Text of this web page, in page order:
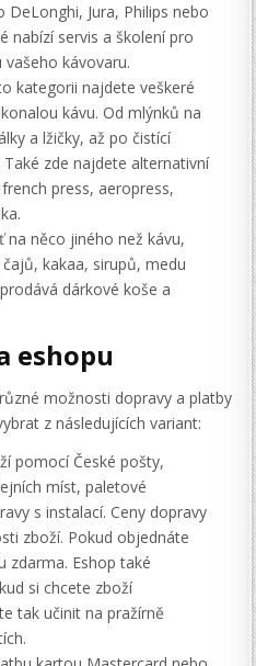
Jura, Philips nebo
nabízí servis a školení pro
kávovaru.
kategorii najdete veškeré
kávu. Od mlýnků na
a lžičky, až po čistící
zde najdete alternativní
press, aeropress,
na něco jiného než kávu,
kakaa, sirupů, medu
dárkové koše a
eshopu
možnosti dopravy a platby
z následujících variant:
pomocí České pošty,
míst, paletové
s instalací. Ceny dopravy
zboží. Pokud objednáte
zdarma. Eshop také
si chcete zboží
tak učinit na pražírně